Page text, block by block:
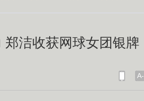
洁收获网球女团银牌
A-